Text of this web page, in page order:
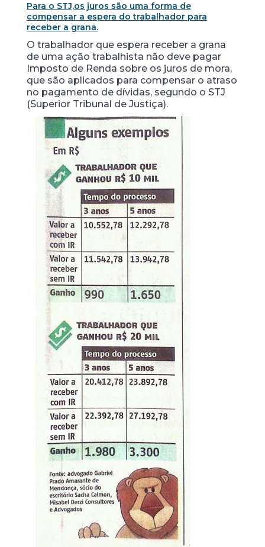
Para o STJ,os juros são uma forma de
compensar a espera do trabalhador para
receber a grana.
O trabalhador que espera receber a grana
de uma ação trabalhista não deve pagar
Imposto de Renda sobre os juros de mora,
que são aplicados para compensar o atraso
no pagamento de dívidas, segundo o STJ
(Superior Tribunal de Justiça).